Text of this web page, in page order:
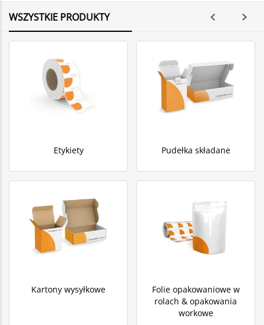
WSZYSTKIE PRODUKTY
Etykiety Pudełka składane
Kartony wysyłkowe
Folie opakowaniowe w
rolach & opakowania
workowe